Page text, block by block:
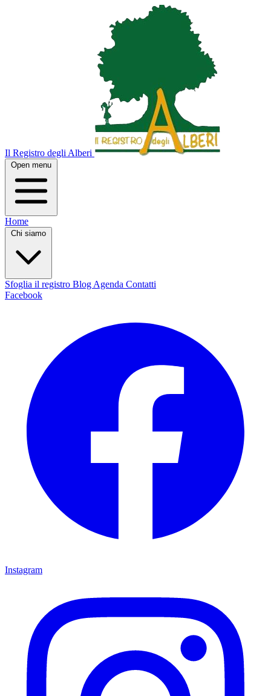
Il Registro degli Alberi
Open menu
Home
Chi siamo
Sfoglia il registro Blog Agenda Contatti
Facebook
Instagram